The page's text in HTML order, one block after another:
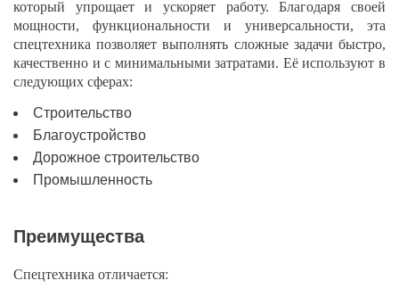
который упрощает и ускоряет работу. Благодаря своей
мощности, функциональности и универсальности, эта
спецтехника позволяет выполнять сложные задачи быстро,
качественно и с минимальными затратами. Её используют в
следующих сферах:
Строительство
Благоустройство
Дорожное строительство
Промышленность
Преимущества
Спецтехника отличается: